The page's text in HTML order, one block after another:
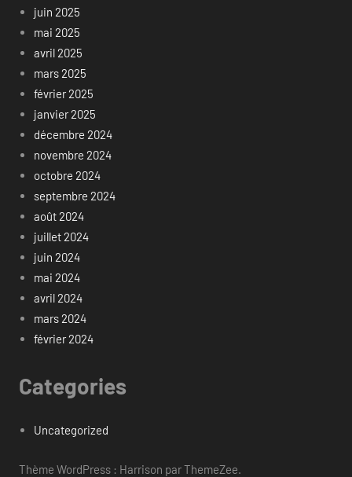
juin 2025
mai 2025
avril 2025
mars 2025
février 2025
janvier 2025
décembre 2024
novembre 2024
octobre 2024
septembre 2024
août 2024
juillet 2024
juin 2024
mai 2024
avril 2024
mars 2024
février 2024
Categories
Uncategorized
Thème WordPress : Harrison par ThemeZee.